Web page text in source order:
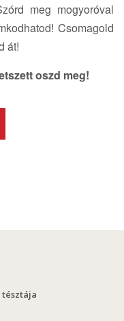
meg mogyoróval
Csomagold
át!
oszd meg!